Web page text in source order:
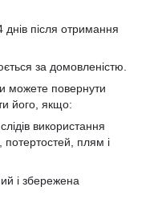
після отримання
за домовленістю.
можете повернути
його, якщо:
використання
плям і
і збережена